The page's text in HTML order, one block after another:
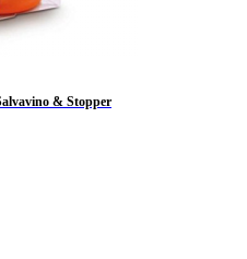
& Stopper